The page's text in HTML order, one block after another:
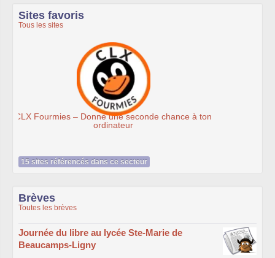
Sites favoris
Tous les sites
Ateliers du Libre à Roubaix
15 sites référencés dans ce secteur
Brèves
Toutes les brèves
Journée du libre au lycée Ste-Marie de
Beaucamps-Ligny